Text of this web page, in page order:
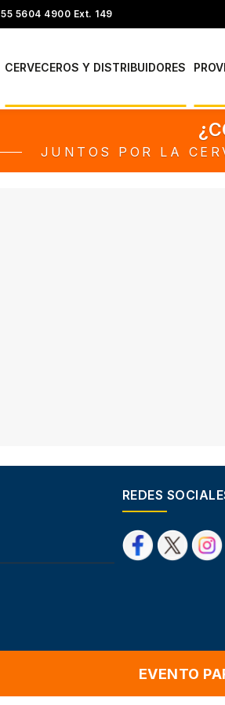
55 5604 4900 Ext. 149
CERVECEROS Y DISTRIBUIDORES
JUNTOS POR LA
REDES
EVENTO